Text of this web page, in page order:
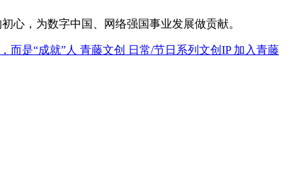
心，为数字中国、网络强国事业发展做贡献。
而是“成就”人 青藤文创 日常/节日系列文创IP 加入青藤